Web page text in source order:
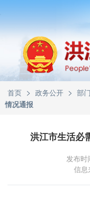
首页 > 政务公开 > 部
情况通报
洪江市生活必
发布时
信息